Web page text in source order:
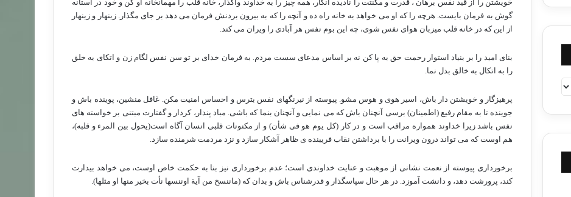
خویشتن را از قید نفس برهان ، قدرت و مکنتت را نادیده انگار، همه چیز را به خداوند واگذار، خانه قلب را مهمانخانه او کن و خود در آستانه
گوش به فرمان بایست. هرچه را که او می خواهد به خانه راه ده و آنچه را که به بیرون بردنش فرمان می دهد بر جای مگذار. زینهار و زینهار
از این که در خانه قلب میزبان هوای نفس شوی، چه این بوم نفس هر آبادی را ویران می کند.
بنای امید را بر بنیاد استوار رحمت حق به پا کن نه بر اساس مدعای سست مردم. به فرمان خدای بر تو سن نفس لگام زن و اتکای به خلق
را به اتکال به خالق بدل نما.
پرهیزگار و خویشتن دار باش، اسیر هوی و هوس مشو. پیوسته از نیرنگهای نفس بترس و احساس امنیت مکن. غافل منشین، پوینده باش و
جوینده تا به مقام رفیع (اطمینان) برسی آنچنان باش که می نمایی و آنچنان بنما که باشی. مباد پندار، کردار و گفتارت مبتنی بر خواسته های
نفس باشد زیرا خداوند همواره مراقب است و در کار (کل یوم هو فی شأن) و از مکنونات قلبی انسان آگاه است(یحول بین المرء و قلبه)،
هم اوست که می تواند درون ویرانت را با برداشتن نقاب فریبنده ی ظاهر آشکار سازد و نزد مردمت شرمنده سازد.
برخورداری پیوسته از نعمت نشانی از موهبت و عنایت خداوندی است؛ عدم برخورداری نیز بنا به حکمت خاص اوست، می خواهد بیدارت
کند، پرورشت دهد، و دانشت آموزد. در هر حال سپاسگذار و قدرشناس باش و بدان که (ماننسخ من آیة اوننسها نأت بخیر منها او مثلها).